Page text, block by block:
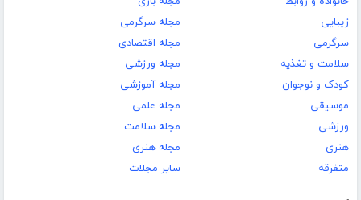
زیبایی
سرگرمی
سلامت و تغذیه
کودک و نوجوان
موسیقی
ورزشی
هنری
متفرقه
مجله سرگرمی
مجله اقتصادی
مجله ورزشی
مجله آموزشی
مجله علمی
مجله سلامت
مجله هنری
سایر مجلات